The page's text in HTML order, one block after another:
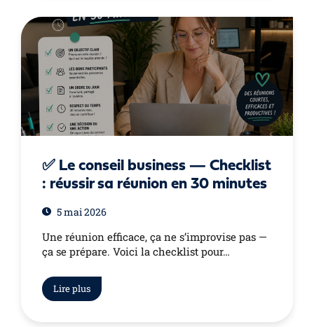
✅ Le conseil business — Checklist
: réussir sa réunion en 30 minutes
5 mai 2026
Une réunion efficace, ça ne s’improvise pas —
ça se prépare. Voici la checklist pour…
Lire plus